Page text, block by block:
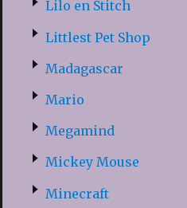
Lilo en Stitch
Littlest Pet Shop
Madagascar
Mario
Megamind
Mickey Mouse
Minecraft